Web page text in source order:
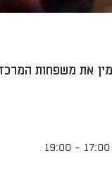
את משפחות
17:00
-
19:00